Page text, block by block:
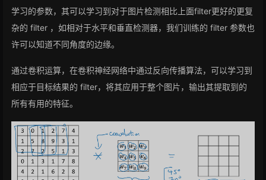
学习的参数，其可以学习到对于图片检测相比上面filter更好的更复
杂的 filter ，如相对于水平和垂直检测器，我们训练的 filter 参数也
许可以知道不同角度的边缘。
通过卷积运算，在卷积神经网络中通过反向传播算法，可以学习到
相应于目标结果的 filter，将其应用于整个图片，输出其提取到的
所有有用的特征。